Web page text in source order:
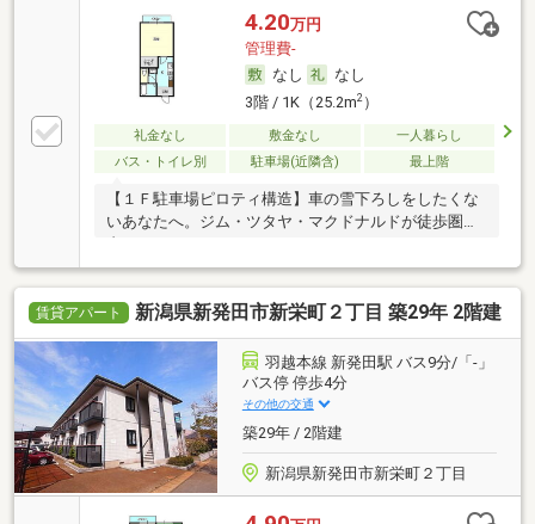
4.20万円
管理費-
なし
なし
3階 / 1K（25.2m2）
礼金なし 敷金なし
一人暮らし
バス・トイレ別
駐車場(近隣含) 最上階
【１Ｆ駐車場ピロティ構造】車の雪下ろしをしたくな
いあなたへ。ジム・ツタヤ・マクドナルドが徒歩圏
賃貸アパート 新潟県新発田市新栄町２丁目 築29年 2階建
羽越本線 新発田駅 バス9分/「-」
バス停 停歩4分
その他の交通
築29年 / 2階建
新潟県新発田市新栄町２丁目